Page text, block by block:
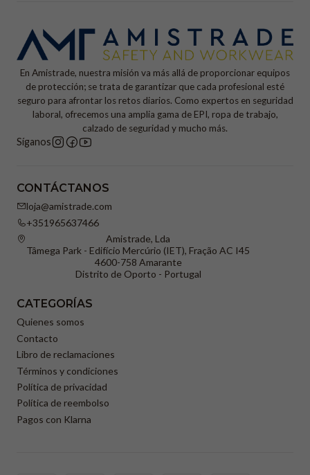
En Amistrade, nuestra misión va más allá de proporcionar equipos
de protección; se trata de garantizar que cada profesional esté
seguro para afrontar los retos diarios. Como expertos en seguridad
laboral, ofrecemos una amplia gama de EPI, ropa de trabajo,
calzado de seguridad y mucho más.
Síganos
CONTÁCTANOS
loja@amistrade.com
+351965637466
Amistrade, Lda
Tâmega Park - Edifício Mercúrio (IET), Fração AC I45
4600-758 Amarante
Distrito de Oporto - Portugal
CATEGORÍAS
Quienes somos
Contacto
Libro de reclamaciones
Términos y condiciones
Política de privacidad
Política de reembolso
Pagos con Klarna